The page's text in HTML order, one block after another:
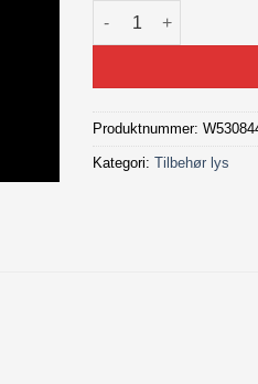
Trek Quick Connect
Produktnummer:
Kategori:Tilbehør lys